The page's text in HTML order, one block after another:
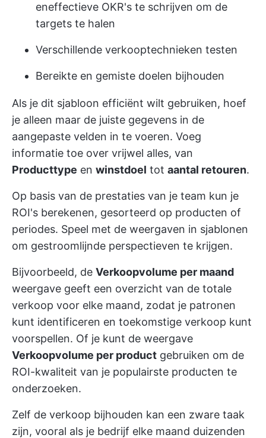
eneffectieve OKR's te schrijven om de
targets te halen
Verschillende verkooptechnieken testen
Bereikte en gemiste doelen bijhouden
Als je dit sjabloon efficiënt wilt gebruiken, hoef
je alleen maar de juiste gegevens in de
aangepaste velden in te voeren. Voeg
informatie toe over vrijwel alles, van
Producttype en winstdoel tot aantal retouren.
Op basis van de prestaties van je team kun je
ROI's berekenen, gesorteerd op producten of
periodes. Speel met de weergaven in sjablonen
om gestroomlijnde perspectieven te krijgen.
Bijvoorbeeld, de Verkoopvolume per maand
weergave geeft een overzicht van de totale
verkoop voor elke maand, zodat je patronen
kunt identificeren en toekomstige verkoop kunt
voorspellen. Of je kunt de weergave
Verkoopvolume per product gebruiken om de
ROI-kwaliteit van je populairste producten te
onderzoeken.
Zelf de verkoop bijhouden kan een zware taak
zijn, vooral als je bedrijf elke maand duizenden